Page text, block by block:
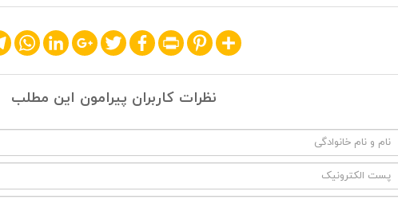
Share
Pinterest
Print
Facebook
Twitter
Google+
LinkedIn
نظرات کاربران پیرامون این مطلب